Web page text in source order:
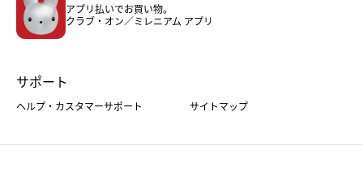
ホーム・キッチン＆アート
アプリ払いでお買い物。
クラブ・オン／ミレニアム アプリ
サポート
ヘルプ・カスタマーサポート サイトマップ